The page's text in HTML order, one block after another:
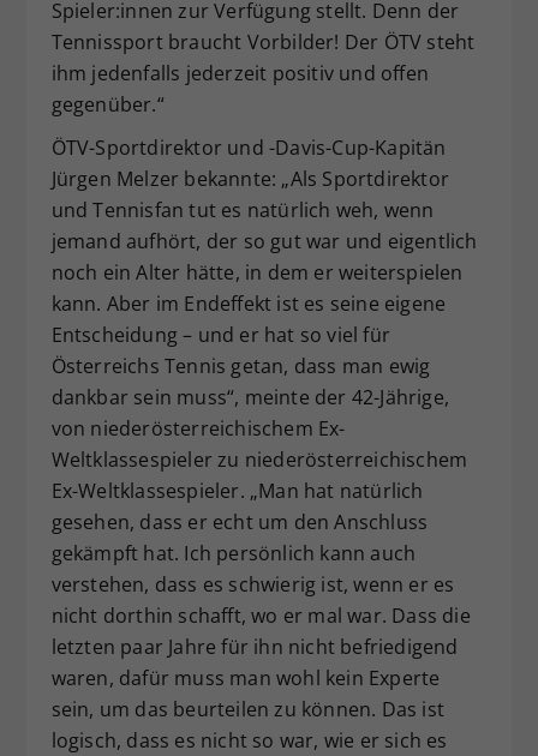
Spieler:innen zur Verfügung stellt. Denn der
Tennissport braucht Vorbilder! Der ÖTV steht
ihm jedenfalls jederzeit positiv und offen
gegenüber.“
ÖTV-Sportdirektor und -Davis-Cup-Kapitän
Jürgen Melzer bekannte: „Als Sportdirektor
und Tennisfan tut es natürlich weh, wenn
jemand aufhört, der so gut war und eigentlich
noch ein Alter hätte, in dem er weiterspielen
kann. Aber im Endeffekt ist es seine eigene
Entscheidung – und er hat so viel für
Österreichs Tennis getan, dass man ewig
dankbar sein muss“, meinte der 42-Jährige,
von niederösterreichischem Ex-
Weltklassespieler zu niederösterreichischem
Ex-Weltklassespieler. „Man hat natürlich
gesehen, dass er echt um den Anschluss
gekämpft hat. Ich persönlich kann auch
verstehen, dass es schwierig ist, wenn er es
nicht dorthin schafft, wo er mal war. Dass die
letzten paar Jahre für ihn nicht befriedigend
waren, dafür muss man wohl kein Experte
sein, um das beurteilen zu können. Das ist
logisch, dass es nicht so war, wie er sich es